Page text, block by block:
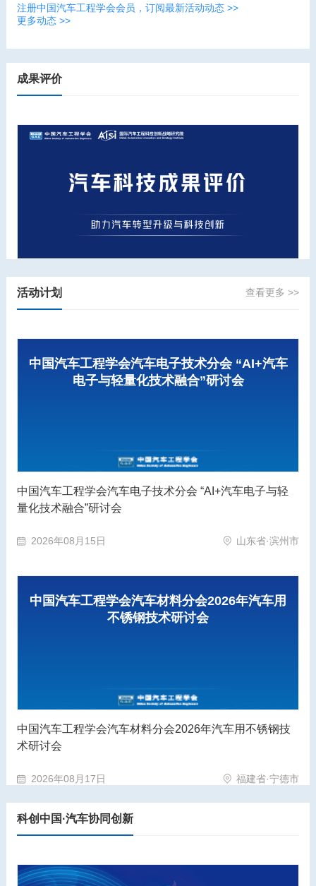
注册中国汽车工程学会会员，订阅最新活动动态 >>
更多动态 >>
成果评价
活动计划 查看更多 >>
中国汽车工程学会汽车电子技术分会 “AI+汽车
电子与轻量化技术融合”研讨会
中国汽车工程学会汽车电子技术分会 “AI+汽车电子与轻
量化技术融合”研讨会
2026年08月15日 山东省·滨州市
中国汽车工程学会汽车材料分会2026年汽车用
不锈钢技术研讨会
中国汽车工程学会汽车材料分会2026年汽车用不锈钢技
术研讨会
2026年08月17日 福建省·宁德市
科创中国·汽车协同创新